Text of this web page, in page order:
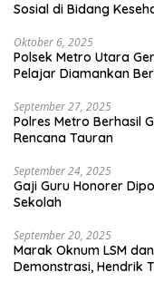
Sosial di Bidang
Oktober 6, 2025
Polsek Metro Utara
Pelajar Diamankan
September 27, 2025
Polres Metro Berhasil
Rencana Tauran
September 24, 2025
Gaji Guru Honorer
Sekolah
September 20, 2025
Marak Oknum LSM
Demonstrasi, Hendrik